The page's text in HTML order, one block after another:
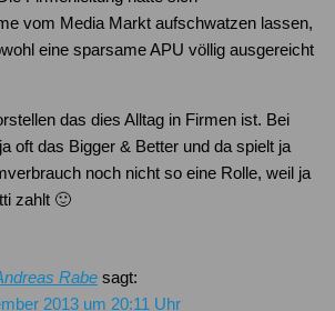
vom Media Markt aufschwatzen lassen,
eine sparsame APU völlig ausgereicht
das dies Alltag in Firmen ist. Bei
oft das Bigger & Better und da spielt ja
noch nicht so eine Rolle, weil ja
zahlt 🙂
Rabe sagt:
2013 um 20:11 Uhr